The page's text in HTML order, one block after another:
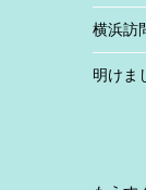
横浜訪
明けま